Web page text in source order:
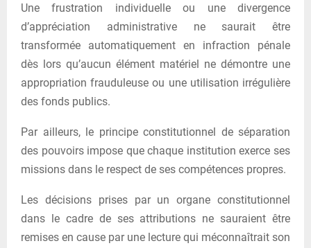
Une frustration individuelle ou une divergence
d’appréciation administrative ne saurait être
transformée automatiquement en infraction pénale
dès lors qu’aucun élément matériel ne démontre une
appropriation frauduleuse ou une utilisation irrégulière
des fonds publics.
Par ailleurs, le principe constitutionnel de séparation
des pouvoirs impose que chaque institution exerce ses
missions dans le respect de ses compétences propres.
Les décisions prises par un organe constitutionnel
dans le cadre de ses attributions ne sauraient être
remises en cause par une lecture qui méconnaîtrait son